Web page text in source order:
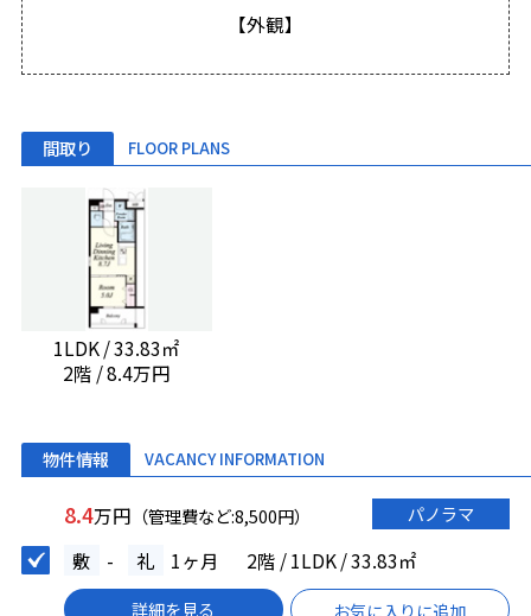
【外観】
間取り FLOOR PLANS
1LDK / 33.83㎡
2階 / 8.4万円
物件情報 VACANCY INFORMATION
8.4万円 （管理費など:8,500円） パノラマ
敷 - 礼 1ヶ月 2階 / 1LDK / 33.83㎡
詳細を見る お気に入りに追加